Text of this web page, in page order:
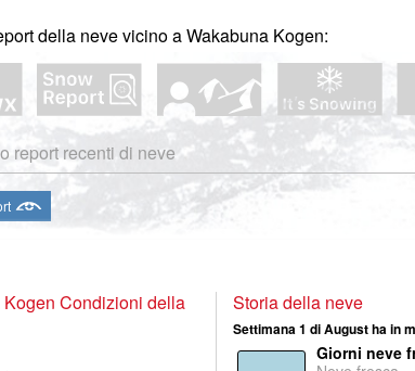
della neve vicino a Wakabuna Kogen:
report recenti di neve
Kogen Condizioni della
Storia della neve
Settimana 1 di August ha in
Giorni neve